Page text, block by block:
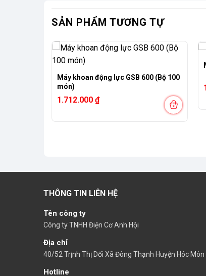
SẢN PHẨM TƯƠNG TỰ
Máy khoan động lực GSB 600 (Bộ 100
món)
1.712.000 ₫
THÔNG TIN LIÊN HỆ
Tên công ty
Công ty TNHH Điện Cơ Anh Hội
Địa chỉ
40/52 Trịnh Thị Dối Xã Đông Thạnh Huyện Hóc Môn
Hotline